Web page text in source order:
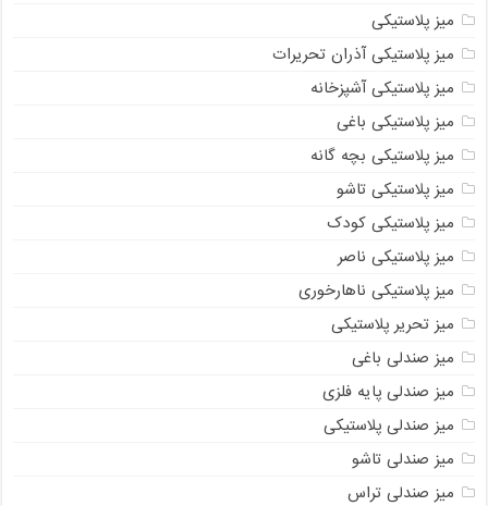
میز پلاستیکی
میز پلاستیکی آذران تحریرات
میز پلاستیکی آشپزخانه
میز پلاستیکی باغی
میز پلاستیکی بچه گانه
میز پلاستیکی تاشو
میز پلاستیکی کودک
میز پلاستیکی ناصر
میز پلاستیکی ناهارخوری
میز تحریر پلاستیکی
میز صندلی باغی
میز صندلی پایه فلزی
میز صندلی پلاستیکی
میز صندلی تاشو
میز صندلی تراس